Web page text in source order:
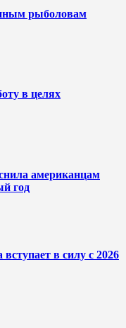
рыболовам
в целях
американцам
год
в силу с 2026